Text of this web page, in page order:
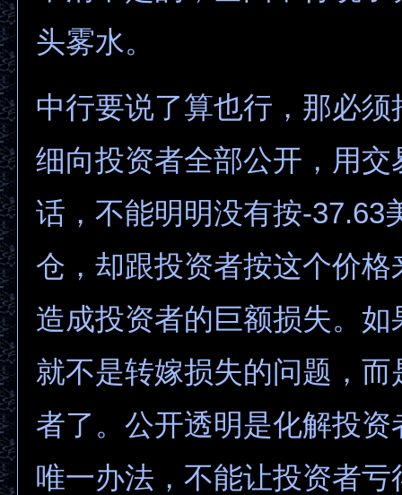
头雾水。
中行要说了算也行，那必须
细向投资者全部公开，用交
话，不能明明没有按-37.63
仓，却跟投资者按这个价格
造成投资者的巨额损失。如
就不是转嫁损失的问题，而
者了。公开透明是化解投资
唯一办法，不能让投资者亏